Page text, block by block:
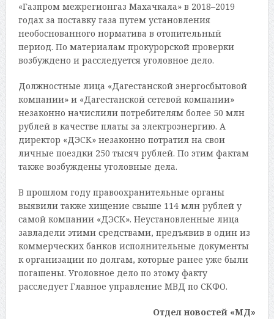
«Газпром межрегионгаз Махачкала» в 2018–2019
годах за поставку газа путем установления
необоснованного норматива в отопительный
период. По материалам прокурорской проверки
возбуждено и расследуется уголовное дело.
Должностные лица «Дагестанской энергосбытовой
компании» и «Дагестанской сетевой компании»
незаконно начислили потребителям более 50 млн
рублей в качестве платы за электроэнергию. А
директор «ДЭСК» незаконно потратил на свои
личные поездки 250 тысяч рублей. По этим фактам
также возбуждены уголовные дела.
В прошлом году правоохранительные органы
выявили также хищение свыше 114 млн рублей у
самой компании «ДЭСК». Неустановленные лица
завладели этими средствами, предъявив в один из
коммерческих банков исполнительные документы
к организации по долгам, которые ранее уже были
погашены. Уголовное дело по этому факту
расследует Главное управление МВД по СКФО.
Отдел новостей «МД»